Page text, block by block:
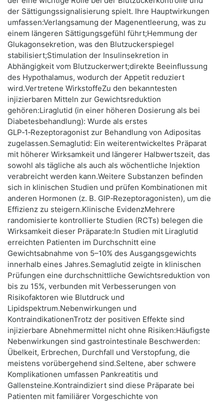
der Sättigungssignalisierung spielt. Ihre Hauptwirkungen
umfassen:Verlangsamung der Magenentleerung, was zu
einem längeren Sättigungsgefühl führt;Hemmung der
Glukagonsekretion, was den Blutzuckerspiegel
stabilisiert;Stimulation der Insulinsekretion in
Abhängigkeit vom Blutzuckerwert;direkte Beeinflussung
des Hypothalamus, wodurch der Appetit reduziert
wird.Vertretene WirkstoffeZu den bekanntesten
injizierbaren Mitteln zur Gewichtsreduktion
gehören:Liraglutid (in einer höheren Dosierung als bei
Diabetesbehandlung): Wurde als erstes
GLP‑1‑Rezeptoragonist zur Behandlung von Adipositas
zugelassen.Semaglutid: Ein weiterentwickeltes Präparat
mit höherer Wirksamkeit und längerer Halbwertszeit, das
sowohl als tägliche als auch als wöchentliche Injektion
verabreicht werden kann.Weitere Substanzen befinden
sich in klinischen Studien und prüfen Kombinationen mit
anderen Hormonen (z. B. GIP‑Rezeptoragonisten), um die
Effizienz zu steigern.Klinische EvidenzMehrere
randomisierte kontrollierte Studien (RCTs) belegen die
Wirksamkeit dieser Präparate:In Studien mit Liraglutid
erreichten Patienten im Durchschnitt eine
Gewichtsabnahme von 5–10% des Ausgangsgewichts
innerhalb eines Jahres.Semaglutid zeigte in klinischen
Prüfungen eine durchschnittliche Gewichtsreduktion von
bis zu 15%, verbunden mit Verbesserungen von
Risikofaktoren wie Blutdruck und
Lipidspektrum.Nebenwirkungen und
KontraindikationenTrotz der positiven Effekte sind
injizierbare Abnehmermittel nicht ohne Risiken:Häufigste
Nebenwirkungen sind gastrointestinale Beschwerden:
Übelkeit, Erbrechen, Durchfall und Verstopfung, die
meistens vorübergehend sind.Seltene, aber schwere
Komplikationen umfassen Pankreatitis und
Gallensteine.Kontraindiziert sind diese Präparate bei
Patienten mit familiärer Vorgeschichte von